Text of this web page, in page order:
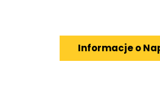
Informacje o